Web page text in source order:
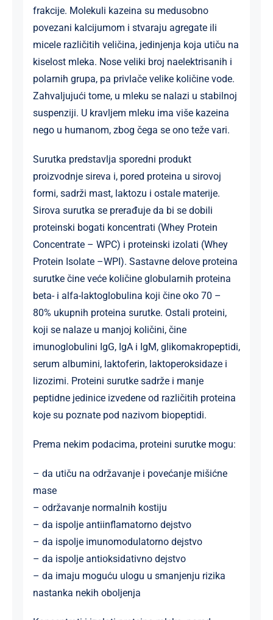
frakcije. Molekuli kazeina su medusobno
povezani kalcijumom i stvaraju agregate ili
micele različitih veličina, jedinjenja koja utiču na
kiselost mleka. Nose veliki broj naelektrisanih i
polarnih grupa, pa privlače velike količine vode.
Zahvaljujući tome, u mleku se nalazi u stabilnoj
suspenziji. U kravljem mleku ima više kazeina
nego u humanom, zbog čega se ono teže vari.
Surutka predstavlja sporedni produkt
proizvodnje sireva i, pored proteina u sirovoj
formi, sadrži mast, laktozu i ostale materije.
Sirova surutka se prerađuje da bi se dobili
proteinski bogati koncentrati (Whey Protein
Concentrate – WPC) i proteinski izolati (Whey
Protein Isolate –WPI). Sastavne delove proteina
surutke čine veće količine globularnih proteina
beta- i alfa-laktoglobulina koji čine oko 70 –
80% ukupnih proteina surutke. Ostali proteini,
koji se nalaze u manjoj količini, čine
imunoglobulini IgG, IgA i IgM, glikomakropeptidi,
serum albumini, laktoferin, laktoperoksidaze i
lizozimi. Proteini surutke sadrže i manje
peptidne jedinice izvedene od različitih proteina
koje su poznate pod nazivom biopeptidi.
Prema nekim podacima, proteini surutke mogu:
– da utiču na održavanje i povećanje mišićne
mase
– održavanje normalnih kostiju
– da ispolje antiinflamatorno dejstvo
– da ispolje imunomodulatorno dejstvo
– da ispolje antioksidativno dejstvo
– da imaju moguću ulogu u smanjenju rizika
nastanka nekih oboljenja